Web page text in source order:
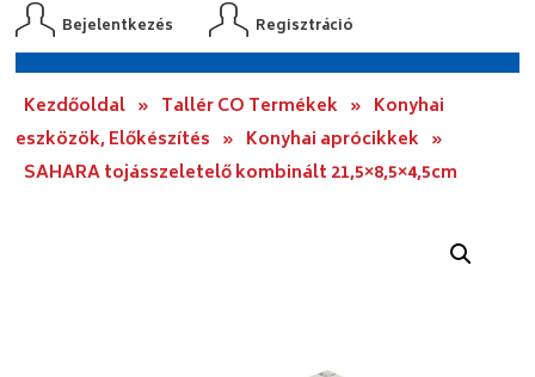
Bejelentkezés Regisztráció
Kezdőoldal » Tallér CO Termékek » Konyhai
eszközök, Előkészítés » Konyhai aprócikkek »
SAHARA tojásszeletelő kombinált 21,5×8,5×4,5cm